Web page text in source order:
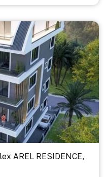
AREL RESIDENCE,